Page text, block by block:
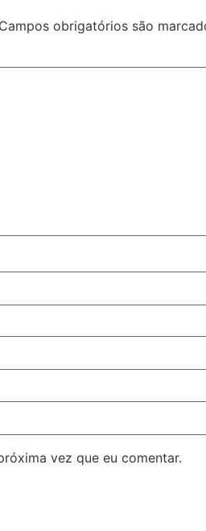
Campos obrigatórios são
vez que eu comentar.